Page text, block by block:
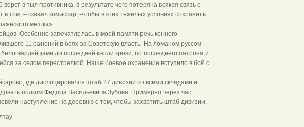
в тыл противника, в результате чего потеряна всякая связь с
том, – сказал комиссар, -чтобы в этих тяжелых условиях сохранить
мешка».
Особенно запечатлелась в моей памяти речь конного
11 ранений в боях за Советскую власть. На ломаном руссом
до последней капли крови, по последнего патрона и
за селом перестрелкой. Наше боевое охранение вступило в бой с
где дислоцировался штаб 27 дивизии со всеми складами и
полком Федора Васильевича Зубова. Примерно через час
наступление на деревню с тем, чтобы захватить штаб дивизии.